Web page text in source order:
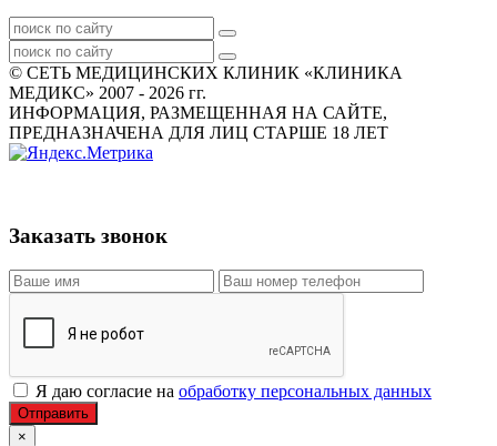
© СЕТЬ МЕДИЦИНСКИХ КЛИНИК «КЛИНИКА
МЕДИКС» 2007 - 2026 гг.
ИНФОРМАЦИЯ, РАЗМЕЩЕННАЯ НА САЙТЕ,
ПРЕДНАЗНАЧЕНА ДЛЯ ЛИЦ СТАРШЕ 18 ЛЕТ
Заказать звонок
Я даю согласие на обработку персональных данных
Отправить
×